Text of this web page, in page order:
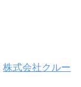
株式会社クルー